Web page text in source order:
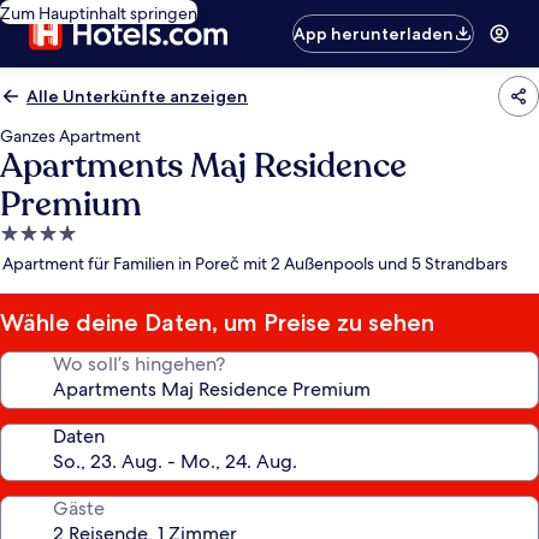
Zum Hauptinhalt springen
App herunterladen
Alle Unterkünfte anzeigen
Ganzes Apartment
Apartments Maj Residence
Premium
4.0-
Sterne-
Apartment für Familien in Poreč mit 2 Außenpools und 5 Strandbars
Wähle deine Daten, um Preise zu sehen
Wo soll’s hingehen?
Daten
Gäste